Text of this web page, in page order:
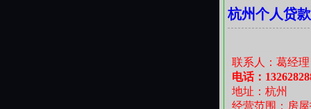
承诺改变长期财
杭州个人贷
联系人：葛经理
电话：
地址：杭州
经营范围：房